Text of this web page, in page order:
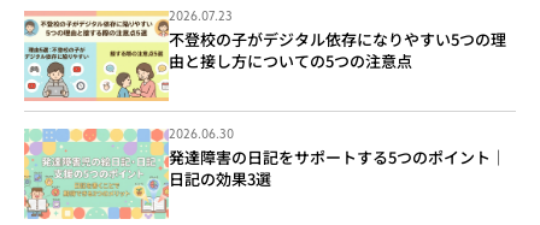
2026.07.23
不登校の子がデジタル依存になりやすい5つの理
由と接し方についての5つの注意点
2026.06.30
発達障害の日記をサポートする5つのポイント｜
日記の効果3選